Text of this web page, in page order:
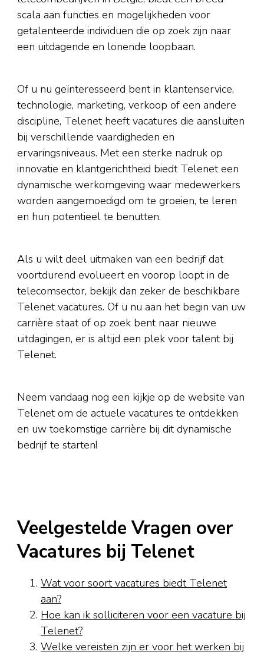
scala aan functies en mogelijkheden voor
getalenteerde individuen die op zoek zijn naar
een uitdagende en lonende loopbaan.
Of u nu geïnteresseerd bent in klantenservice,
technologie, marketing, verkoop of een andere
discipline, Telenet heeft vacatures die aansluiten
bij verschillende vaardigheden en
ervaringsniveaus. Met een sterke nadruk op
innovatie en klantgerichtheid biedt Telenet een
dynamische werkomgeving waar medewerkers
worden aangemoedigd om te groeien, te leren
en hun potentieel te benutten.
Als u wilt deel uitmaken van een bedrijf dat
voortdurend evolueert en voorop loopt in de
telecomsector, bekijk dan zeker de beschikbare
Telenet vacatures. Of u nu aan het begin van uw
carrière staat of op zoek bent naar nieuwe
uitdagingen, er is altijd een plek voor talent bij
Telenet.
Neem vandaag nog een kijkje op de website van
Telenet om de actuele vacatures te ontdekken
en uw toekomstige carrière bij dit dynamische
bedrijf te starten!
Veelgestelde Vragen over
Vacatures bij Telenet
Wat voor soort vacatures biedt Telenet
aan?
Hoe kan ik solliciteren voor een vacature bij
Telenet?
Welke vereisten zijn er voor het werken bij